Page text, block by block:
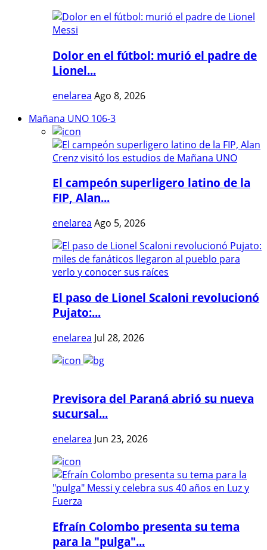
Dolor en el fútbol: murió el padre de
Lionel...
enelarea Ago 8, 2026
Mañana UNO 106-3
El campeón superligero latino de la
FIP, Alan...
enelarea Ago 5, 2026
El paso de Lionel Scaloni revolucionó
Pujato:...
enelarea Jul 28, 2026
Previsora del Paraná abrió su nueva
sucursal...
enelarea Jun 23, 2026
Efraín Colombo presenta su tema
para la "pulga"...